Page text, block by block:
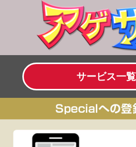
サービス一